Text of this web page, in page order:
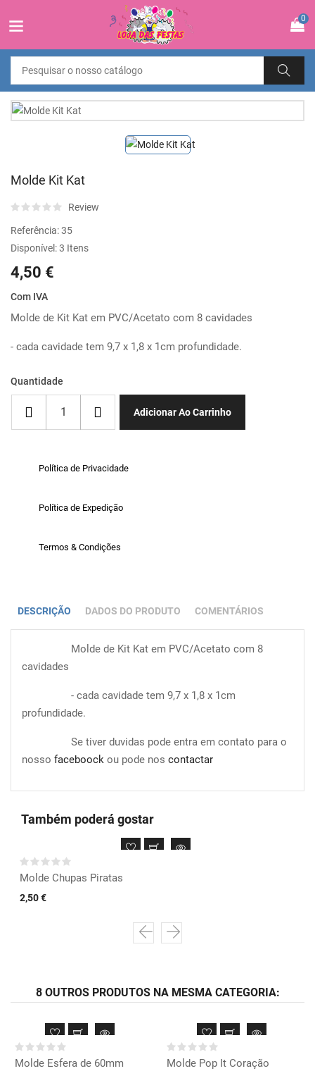
0
Molde Kit Kat
Review
Referência:35
Disponível:3 Itens
4,50 €
Com IVA
Molde de Kit Kat em PVC/Acetato com 8 cavidades
- cada cavidade tem 9,7 x 1,8 x 1cm profundidade.
Quantidade
Adicionar Ao Carrinho
Política de Privacidade
Política de Expedição
Termos & Condições
DESCRIÇÃO DADOS DO PRODUTO COMENTÁRIOS
Molde de Kit Kat em PVC/Acetato com 8
cavidades
- cada cavidade tem 9,7 x 1,8 x 1cm
profundidade.
Se tiver duvidas pode entra em contato para o
nosso faceboock ou pode nos contactar
Também poderá gostar
Molde Chupas Piratas
2,50 €
8 OUTROS PRODUTOS NA MESMA CATEGORIA:
Molde Esfera de 60mm Molde Pop It Coração